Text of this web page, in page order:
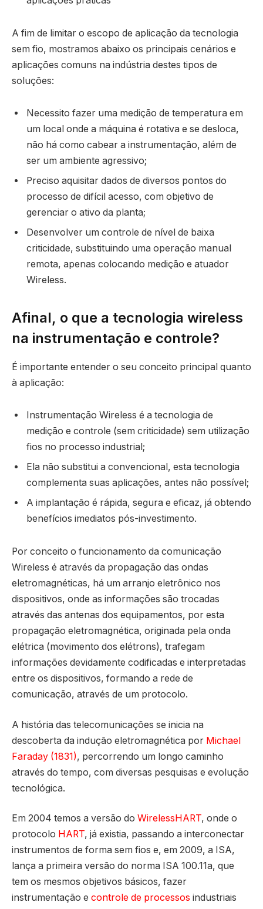
A fim de limitar o escopo de aplicação da tecnologia
sem fio, mostramos abaixo os principais cenários e
aplicações comuns na indústria destes tipos de
soluções:
Necessito fazer uma medição de temperatura em
um local onde a máquina é rotativa e se desloca,
não há como cabear a instrumentação, além de
ser um ambiente agressivo;
Preciso aquisitar dados de diversos pontos do
processo de difícil acesso, com objetivo de
gerenciar o ativo da planta;
Desenvolver um controle de nível de baixa
criticidade, substituindo uma operação manual
remota, apenas colocando medição e atuador
Wireless.
Afinal, o que a tecnologia wireless
na instrumentação e controle?
É importante entender o seu conceito principal quanto
à aplicação:
Instrumentação Wireless é a tecnologia de
medição e controle (sem criticidade) sem utilização
fios no processo industrial;
Ela não substitui a convencional, esta tecnologia
complementa suas aplicações, antes não possível;
A implantação é rápida, segura e eficaz, já obtendo
benefícios imediatos pós-investimento.
Por conceito o funcionamento da comunicação
Wireless é através da propagação das ondas
eletromagnéticas, há um arranjo eletrônico nos
dispositivos, onde as informações são trocadas
através das antenas dos equipamentos, por esta
propagação eletromagnética, originada pela onda
elétrica (movimento dos elétrons), trafegam
informações devidamente codificadas e interpretadas
entre os dispositivos, formando a rede de
comunicação, através de um protocolo.
A história das telecomunicações se inicia na
descoberta da indução eletromagnética por Michael
Faraday (1831), percorrendo um longo caminho
através do tempo, com diversas pesquisas e evolução
tecnológica.
Em 2004 temos a versão do WirelessHART, onde o
protocolo HART, já existia, passando a interconectar
instrumentos de forma sem fios e, em 2009, a ISA,
lança a primeira versão do norma ISA 100.11a, que
tem os mesmos objetivos básicos, fazer
instrumentação e controle de processos industriais